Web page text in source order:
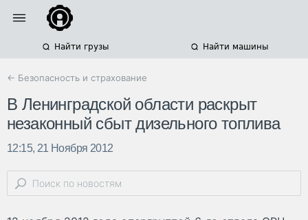
Найти грузы Найти машины
← Безопасность и страхование
В Ленинградской области раскрыт
незаконный сбыт дизельного топлива
12:15, 21 Ноября 2012